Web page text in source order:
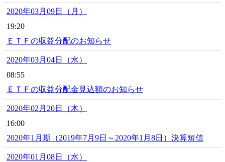
2020年03月09日（月）
19:20
ＥＴＦの収益分配のお知らせ
2020年03月04日（水）
08:55
ＥＴＦの収益分配金見込額のお知らせ
2020年02月20日（木）
16:00
2020年1月期（2019年7月9日～2020年1月8日）決算短信
2020年01月08日（水）